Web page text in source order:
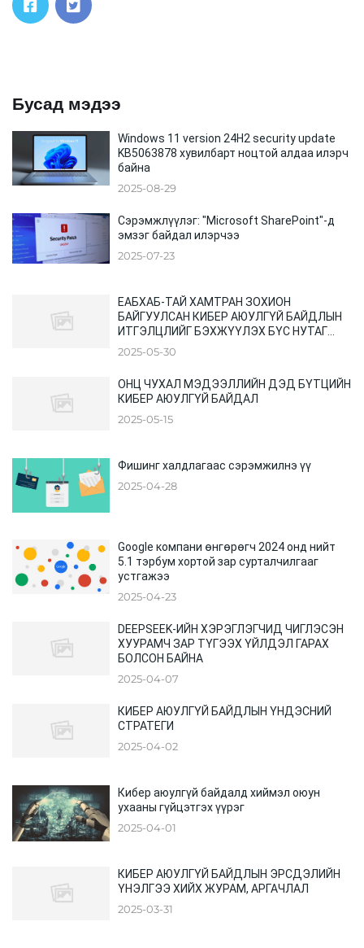
Бусад мэдээ
Windows 11 version 24H2 security update
KB5063878 хувилбарт ноцтой алдаа илэрч
байна
2025-08-29
Сэрэмжлүүлэг: "Microsoft SharePoint"-д
эмзэг байдал илэрчээ
2025-07-23
ЕАБХАБ-ТАЙ ХАМТРАН ЗОХИОН
БАЙГУУЛСАН КИБЕР АЮУЛГҮЙ БАЙДЛЫН
ИТГЭЛЦЛИЙГ БЭХЖҮҮЛЭХ БҮС НУТАГ
ХООРОНДЫН ХУРАЛ
2025-05-30
ОНЦ ЧУХАЛ МЭДЭЭЛЛИЙН ДЭД БҮТЦИЙН
КИБЕР АЮУЛГҮЙ БАЙДАЛ
2025-05-15
Фишинг халдлагаас сэрэмжилнэ үү
2025-04-28
Google компани өнгөрөгч 2024 онд нийт
5.1 тэрбум хортой зар сурталчилгааг
устгажээ
2025-04-23
DEEPSEEK-ИЙН ХЭРЭГЛЭГЧИД ЧИГЛЭСЭН
ХУУРАМЧ ЗАР ТҮГЭЭХ ҮЙЛДЭЛ ГАРАХ
БОЛСОН БАЙНА
2025-04-07
КИБЕР АЮУЛГҮЙ БАЙДЛЫН ҮНДЭСНИЙ
СТРАТЕГИ
2025-04-02
Кибер аюулгүй байдалд хиймэл оюун
ухааны гүйцэтгэх үүрэг
2025-04-01
КИБЕР АЮУЛГҮЙ БАЙДЛЫН ЭРСДЭЛИЙН
ҮНЭЛГЭЭ ХИЙХ ЖУРАМ, АРГАЧЛАЛ
2025-03-31